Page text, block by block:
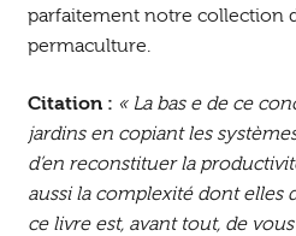
parfaitement notre collection
permaculture.
Citation : « La bas e de ce
jardins en copiant les
d’en reconstituer la
aussi la complexité dont elles
ce livre est, avant tout, de